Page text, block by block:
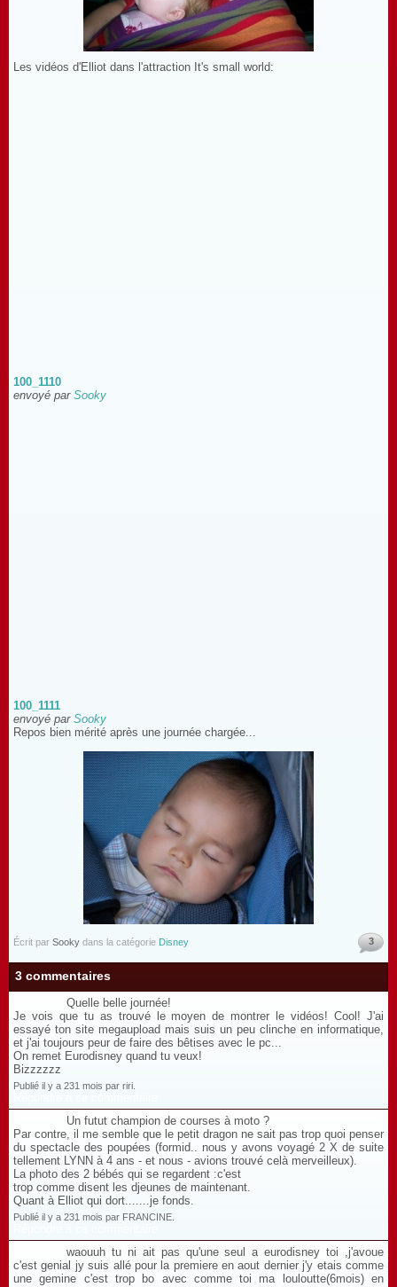
Les vidéos d'Elliot dans l'attraction It's small world:
100_1110
envoyé par Sooky
100_1111
envoyé par Sooky
Repos bien mérité après une journée chargée...
Écrit par Sooky dans la catégorie Disney 3
3 commentaires
Quelle belle journée!
Je vois que tu as trouvé le moyen de montrer le vidéos! Cool! J'ai
essayé ton site megaupload mais suis un peu clinche en informatique,
et j'ai toujours peur de faire des bêtises avec le pc...
On remet Eurodisney quand tu veux!
Bizzzzzz
Publié il y a 231 mois par riri.
Un futut champion de courses à moto ?
Par contre, il me semble que le petit dragon ne sait pas trop quoi penser
du spectacle des poupées (formid.. nous y avons voyagé 2 X de suite
tellement LYNN à 4 ans - et nous - avions trouvé celà merveilleux).
La photo des 2 bébés qui se regardent :c'est
trop comme disent les djeunes de maintenant.
Quant à Elliot qui dort.......je fonds.
Publié il y a 231 mois par FRANCINE.
waouuh tu ni ait pas qu'une seul a eurodisney toi ,j'avoue
c'est genial jy suis allé pour la premiere en aout dernier j'y etais comme
une gemine c'est trop bo avec comme toi ma louloutte(6mois) en